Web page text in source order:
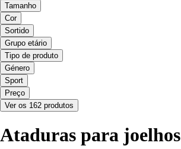
Tamanho
Cor
Sortido
Grupo etário
Tipo de produto
Género
Sport
Preço
Ver os 162 produtos
Ataduras para joelhos